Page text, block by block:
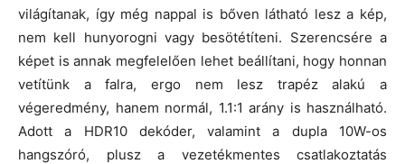
világítanak, így még nappal is bőven látható lesz a kép,
nem kell hunyorogni vagy besötétíteni. Szerencsére a
képet is annak megfelelően lehet beállítani, hogy honnan
vetítünk a falra, ergo nem lesz trapéz alakú a
végeredmény, hanem normál, 1.1:1 arány is használható.
Adott a HDR10 dekóder, valamint a dupla 10W-os
hangszóró, plusz a vezetékmentes csatlakoztatás